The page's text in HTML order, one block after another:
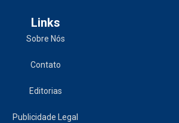
Links
Sobre Nós
Contato
Editorias
Publicidade Legal